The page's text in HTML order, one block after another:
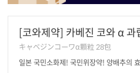
[코와제약] 카베진 코와 α
キャベジンコーワα顆粒 28包
일본 국민소화제! 국민위장약! 양배추의